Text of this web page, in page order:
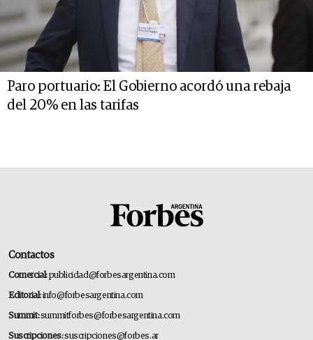
Paro portuario: El Gobierno acordó una rebaja
del 20% en las tarifas
Contactos
Comercial:publicidad@forbesargentina.com
Editorial:info@forbesargentina.com
Summit:summitforbes@forbesargentina.com
Suscripciones:suscripciones@forbes.ar